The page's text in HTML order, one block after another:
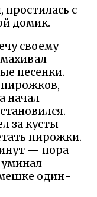
с
домик.
своему
песенки.
пирожков,
начал
за кусты
пирожки.
— пора
уминал
один-